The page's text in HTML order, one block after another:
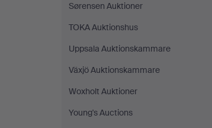
Sørensen Auktioner
TOKA Auktionshus
Uppsala Auktionskammare
Växjö Auktionskammare
Woxholt Auktioner
Young's Auctions